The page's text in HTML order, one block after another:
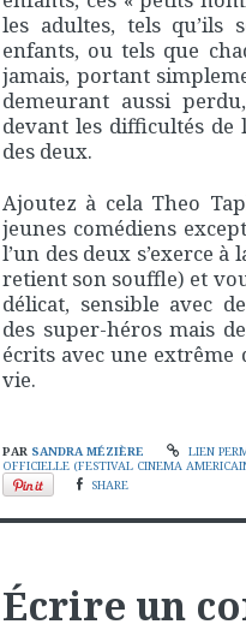
les adultes, tels qu’ils
enfants, ou tels que
jamais, portant
demeurant aussi
devant les difficultés de
des deux.
Ajoutez à cela Theo
jeunes comédiens
l’un des deux s’exerce
retient son souffle) et
délicat, sensible avec
des super-héros mais
écrits avec une extrême
vie.
PAR SANDRA MÉZIÈRE LIEN
OFFICIELLE (FESTIVAL CINEMA
SHARE
Écrire un